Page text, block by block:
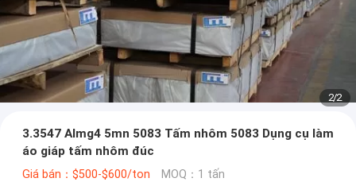
2/2
3.3547 Almg4 5mn 5083 Tấm nhôm 5083 Dụng cụ làm
áo giáp tấm nhôm đúc
Giá bán：$500-$600/ton MOQ：1 tấn